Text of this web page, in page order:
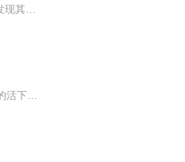
国际佣兵赵志穿越至1938年的上海，接受穿越事实后，在街头偶遇抢劫事件。他出手相助，结识英国人汉特，发现其疑似从事军火生意，便欲向其借用“咖啡豆和咖啡壶”。故事由此展开，看他如何在抗战时期闯荡。
内容简介 东汉末年，天下纷争，来自未来的高诚，仗三尺青锋剑，逐鹿天下！一切，都只是为了活下去，好好的活下去，活的更好。乱世不平，何以求活，何以求安....书中情节跌宕起伏，板盾蛮霍乱益州繁华；黄巾军荡起八州波澜；西羌复起惊扰凉州；董卓入洛威...